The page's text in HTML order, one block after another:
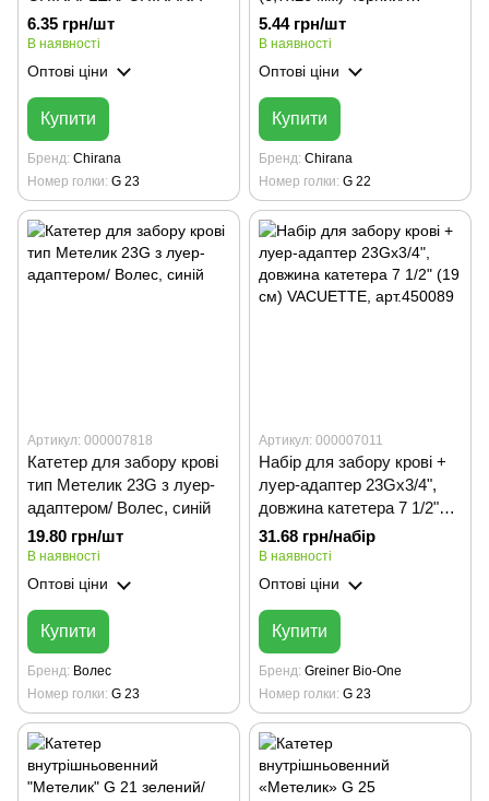
6.35 грн/шт
В наявності
Оптові ціни
Купити
Бренд Chirana
Номер голки G 23
CHIRAFLEX/ CHIRANA
5.44 грн/шт
В наявності
Оптові ціни
Купити
Бренд Chirana
Номер голки G 22
Артикул: 000007818
Катетер для забору крові
тип Метелик 23G з луер-
адаптером/ Волес, синій
19.80 грн/шт
В наявності
Оптові ціни
Купити
Бренд Волес
Номер голки G 23
Артикул: 000007011
Набір для забору крові +
луер-адаптер 23Gx3/4",
довжина катетера 7 1/2"
(19 см) VACUETTE,
арт.450089
31.68 грн/набір
В наявності
Оптові ціни
Купити
Бренд Greiner Bio-One
Номер голки G 23